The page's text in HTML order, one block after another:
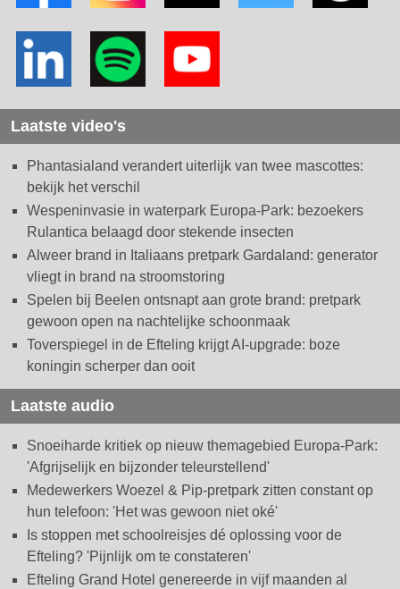
Laatste video's
Phantasialand verandert uiterlijk van twee mascottes:
bekijk het verschil
Wespeninvasie in waterpark Europa-Park: bezoekers
Rulantica belaagd door stekende insecten
Alweer brand in Italiaans pretpark Gardaland: generator
vliegt in brand na stroomstoring
Spelen bij Beelen ontsnapt aan grote brand: pretpark
gewoon open na nachtelijke schoonmaak
Toverspiegel in de Efteling krijgt AI-upgrade: boze
koningin scherper dan ooit
Laatste audio
Snoeiharde kritiek op nieuw themagebied Europa-Park:
'Afgrijselijk en bijzonder teleurstellend'
Medewerkers Woezel & Pip-pretpark zitten constant op
hun telefoon: 'Het was gewoon niet oké'
Is stoppen met schoolreisjes dé oplossing voor de
Efteling? 'Pijnlijk om te constateren'
Efteling Grand Hotel genereerde in vijf maanden al